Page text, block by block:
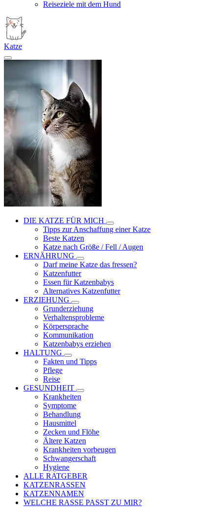
Reiseziele mit dem Hund
Katze
DIE KATZE FÜR MICH
Tipps zur Anschaffung einer Katze
Beste Katzen
Katze nach Größe / Fell / Augen
ERNÄHRUNG
Darf meine Katze das fressen?
Katzenfutter
Essen für Katzenbabys
Alternatives Katzenfutter
ERZIEHUNG
Grunderziehung
Verhaltensprobleme
Körpersprache
Kommunikation
Katzenbabys erziehen
HALTUNG
Fakten und Tipps
Pflege
Reise
GESUNDHEIT
Krankheiten
Symptome
Behandlung
Hausmittel
Zecken und Flöhe
Ältere Katzen
Krankheiten vorbeugen
Schwangerschaft
Hygiene
ALLE RATGEBER
KATZENRASSEN
KATZENNAMEN
WELCHE RASSE PASST ZU MIR?